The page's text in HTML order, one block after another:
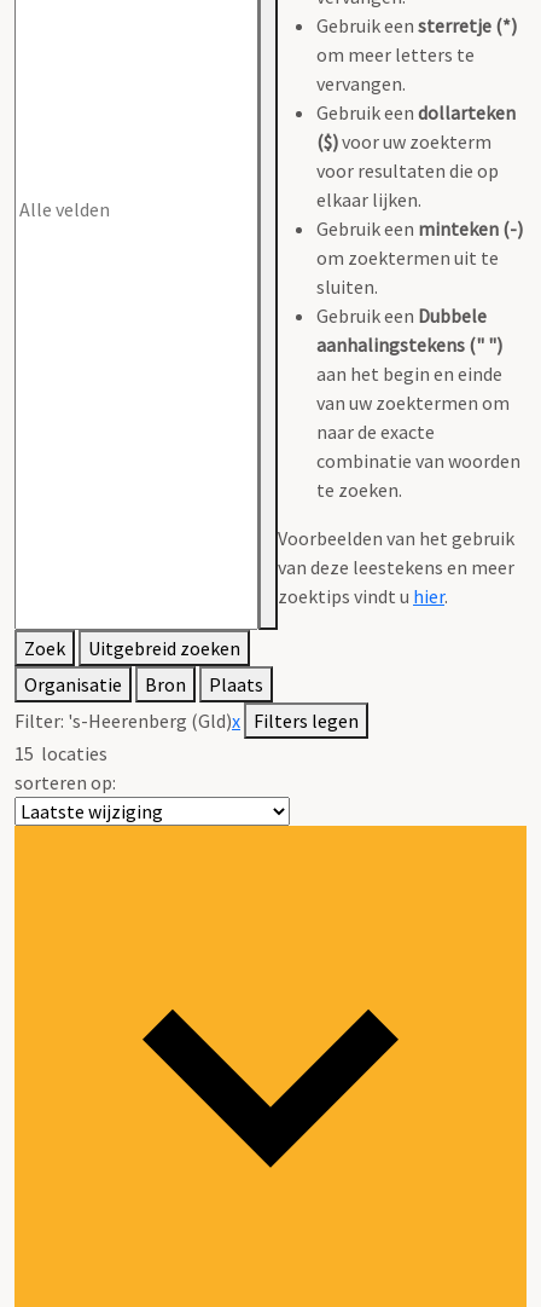
Gebruik een sterretje (*)
om meer letters te
vervangen.
Gebruik een dollarteken
($)voor uw zoekterm
voor resultaten die op
elkaar lijken.
Gebruik een minteken (-)
om zoektermen uit te
sluiten.
Gebruik een Dubbele
aanhalingstekens (" ")
aan het begin en einde
van uw zoektermen om
naar de exacte
combinatie van woorden
te zoeken.
Voorbeelden van het gebruik
van deze leestekens en meer
zoektips vindt u hier.
Zoek
Uitgebreid zoeken
Organisatie
Bron
Plaats
Filter: 's-Heerenberg (Gld)x Filters legen
15 locaties
sorteren op: